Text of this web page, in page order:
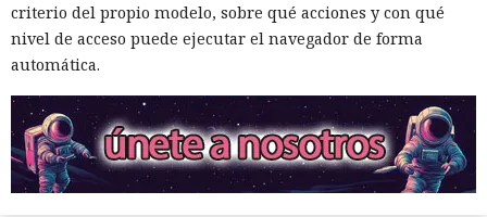
criterio del propio modelo, sobre qué acciones y con qué
nivel de acceso puede ejecutar el navegador de forma
automática.